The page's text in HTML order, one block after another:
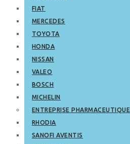
FIAT
MERCEDES
TOYOTA
HONDA
NISSAN
VALEO
BOSCH
MICHELIN
ENTREPRISE PHARMACEUTIQUE
RHODIA
SANOFI AVENTIS